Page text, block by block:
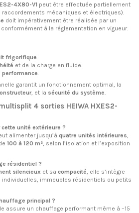
4X80-V1 peut être effectuée partiellement
raccordements mécaniques et électriques).
doit impérativement être réalisée par un
, conformément à la réglementation en vigueur.
frigorifique.
et de la charge en fluide.
performance.
garantit un fonctionnement optimal, la
, et la sécurité du système.
4 sorties HEIWA HXES2-
cette unité extérieure ?
alimenter jusqu’à quatre unités intérieures,
100 à 120 m², selon l’isolation et l’exposition
résidentiel ?
silencieux et sa compacité, elle s’intègre
immeubles résidentiels ou petits
principal ?
assure un chauffage performant même à –15